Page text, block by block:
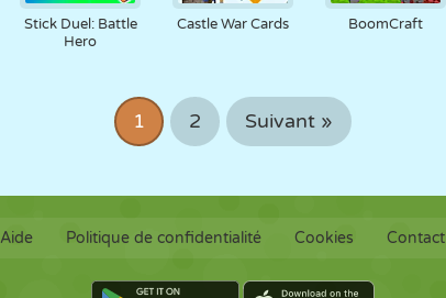
Stick Duel: Battle
Hero
Castle War Cards BoomCraft
1 2 Suivant »
Aide Politique de confidentialité Cookies Contact